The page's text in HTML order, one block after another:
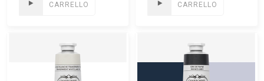
CARRELLO CARRELLO